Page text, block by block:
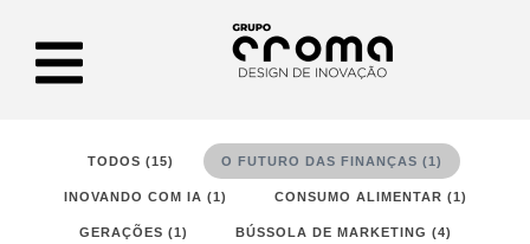
TODOS (15) O FUTURO DAS FINANÇAS (1)
INOVANDO COM IA (1) CONSUMO ALIMENTAR (1)
GERAÇÕES (1) BÚSSOLA DE MARKETING (4)